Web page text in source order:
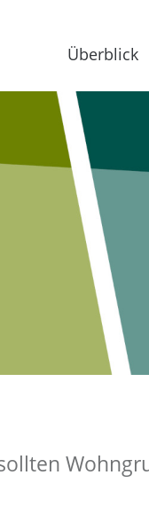
Überblick